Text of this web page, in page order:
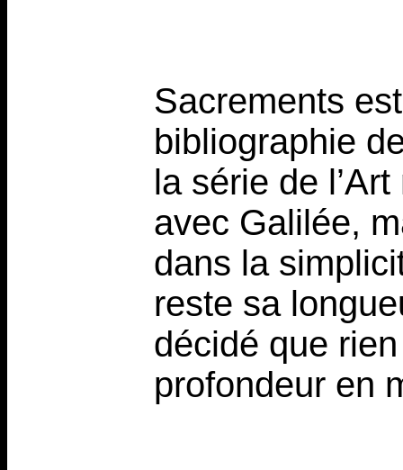
Sacrements
bibliographie
la série de
avec Galilée,
dans la
reste sa
décidé que
profondeur en